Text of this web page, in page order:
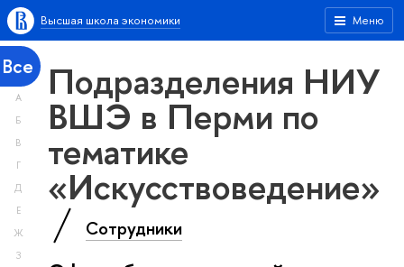
Меню
Высшая школа экономики
Все
А
Б
В
Г
Д
Е
Ж
З
Подразделения НИУ
ВШЭ в Перми по
тематике
«Искусствоведение»
Сотрудники